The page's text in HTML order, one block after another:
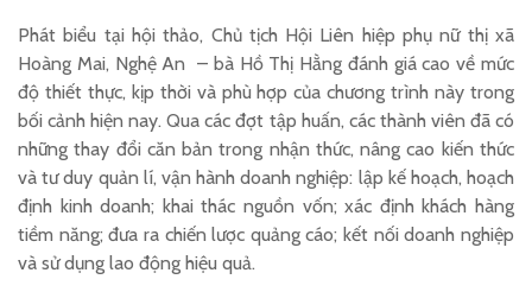
Phát biểu tại hội thảo, Chủ tịch Hội Liên hiệp phụ nữ thị xã
Hoàng Mai, Nghệ An – bà Hồ Thị Hằng đánh giá cao về mức
độ thiết thực, kịp thời và phù hợp của chương trình này trong
bối cảnh hiện nay. Qua các đợt tập huấn, các thành viên đã có
những thay đổi căn bản trong nhận thức, nâng cao kiến thức
và tư duy quản lí, vận hành doanh nghiệp: lập kế hoạch, hoạch
định kinh doanh; khai thác nguồn vốn; xác định khách hàng
tiềm năng; đưa ra chiến lược quảng cáo; kết nối doanh nghiệp
và sử dụng lao động hiệu quả.